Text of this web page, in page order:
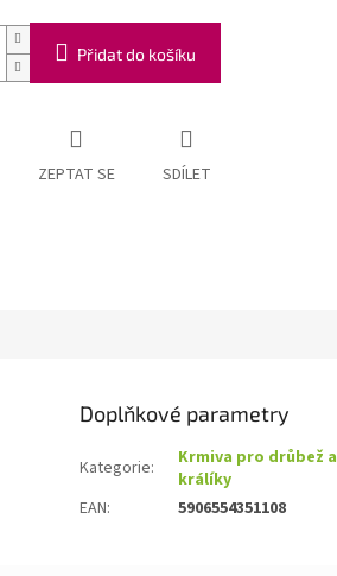
Přidat do košíku
ZEPTAT SE SDÍLET
Doplňkové parametry
Kategorie:
Krmiva pro drůbež a
králíky
EAN: 5906554351108